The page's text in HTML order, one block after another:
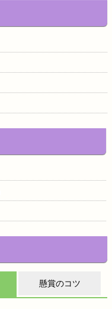
懸賞のコツ